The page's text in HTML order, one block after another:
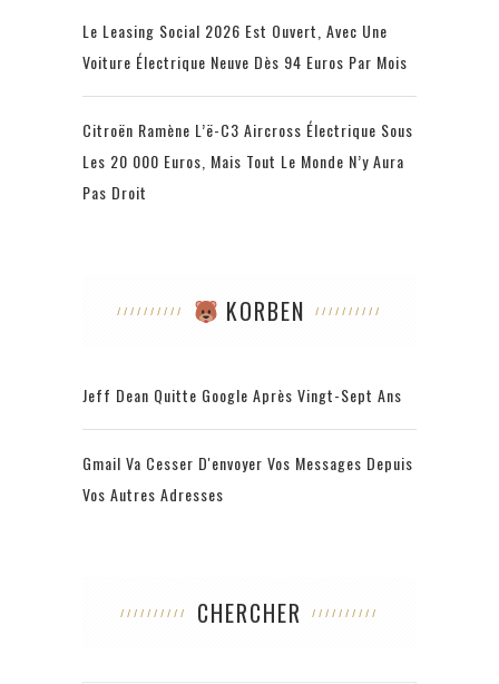
Le Leasing Social 2026 Est Ouvert, Avec Une
Voiture Électrique Neuve Dès 94 Euros Par Mois
Citroën Ramène L’ë-C3 Aircross Électrique Sous
Les 20 000 Euros, Mais Tout Le Monde N’y Aura
Pas Droit
KORBEN
Jeff Dean Quitte Google Après Vingt-Sept Ans
Gmail Va Cesser D'envoyer Vos Messages Depuis
Vos Autres Adresses
CHERCHER